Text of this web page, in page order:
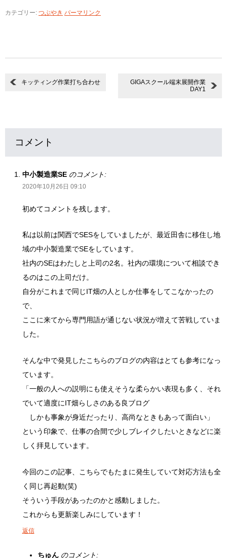
カテゴリー: つぶやき パーマリンク
キッティング作業打ち合わせ
GIGAスクール端末展開作業
DAY1
コメント
中小製造業SE のコメント:
2020年10月26日 09:10
初めてコメントを残します。
私は以前は関西でSESをしていましたが、最近田舎に移住し地
域の中小製造業でSEをしています。
社内のSEはわたしと上司の2名。社内の環境について相談でき
るのはこの上司だけ。
自分がこれまで同じIT畑の人としか仕事をしてこなかったの
で、
ここに来てから専門用語が通じない状況が増えて苦戦していま
した。
そんな中で発見したこちらのブログの内容はとても参考になっ
ています。
「一般の人への説明にも使えそうな柔らかい表現も多く、それ
でいて適度にIT畑らしさのある良ブログ
しかも事象が身近だったり、高尚なときもあって面白い」
という印象で、仕事の合間で少しブレイクしたいときなどに楽
しく拝見しています。
今回のこの記事、こちらでもたまに発生していて対応方法も全
く同じ再起動(笑)
そういう手段があったのかと感動しました。
これからも更新楽しみにしています！
返信
ちゅん のコメント: